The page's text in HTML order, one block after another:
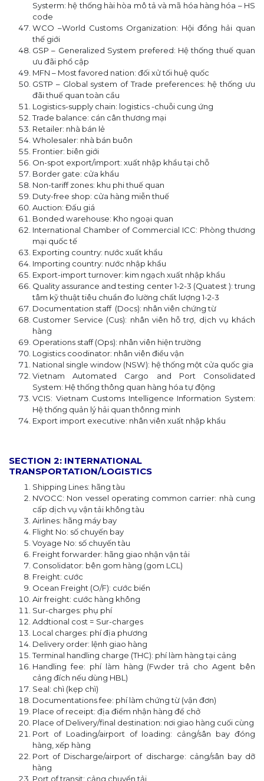
Systerm: hệ thống hài hòa mô tả và mã hóa hàng hóa – HS
code
WCO –World Customs Organization: Hội đồng hải quan
thế giới
GSP – Generalized System prefered: Hệ thống thuế quan
ưu đãi phổ cập
MFN – Most favored nation: đối xử tối huệ quốc
GSTP – Global system of Trade preferences: hệ thống ưu
đãi thuế quan toàn cầu
Logistics-supply chain: logistics -chuỗi cung ứng
Trade balance: cán cân thương mại
Retailer: nhà bán lẻ
Wholesaler: nhà bán buôn
Frontier: biên giới
On-spot export/import: xuất nhập khẩu tại chỗ
Border gate: cửa khẩu
Non-tariff zones: khu phi thuế quan
Duty-free shop: cửa hàng miễn thuế
Auction: Đấu giá
Bonded warehouse: Kho ngoại quan
International Chamber of Commercial ICC: Phòng thương
mại quốc tế
Exporting country: nước xuất khẩu
Importing country: nước nhập khẩu
Export-import turnover: kim ngạch xuất nhập khẩu
Quality assurance and testing center 1-2-3 (Quatest ): trung
tâm kỹ thuật tiêu chuẩn đo lường chất lượng 1-2-3
Documentation staff (Docs): nhân viên chứng từ
Customer Service (Cus): nhân viên hỗ trợ, dịch vụ khách
hàng
Operations staff (Ops): nhân viên hiện trường
Logistics coodinator: nhân viên điều vận
National single window (NSW): hệ thống một cửa quốc gia
Vietnam Automated Cargo and Port Consolidated
System: Hệ thống thông quan hàng hóa tự động
VCIS: Vietnam Customs Intelligence Information System:
Hệ thống quản lý hải quan thônng minh
Export import executive: nhân viên xuất nhập khẩu
SECTION 2: INTERNATIONAL
TRANSPORTATION/LOGISTICS
Shipping Lines: hãng tàu
NVOCC: Non vessel operating common carrier: nhà cung
cấp dịch vụ vận tải không tàu
Airlines: hãng máy bay
Flight No: số chuyến bay
Voyage No: số chuyến tàu
Freight forwarder: hãng giao nhận vận tải
Consolidator: bên gom hàng (gom LCL)
Freight: cước
Ocean Freight (O/F): cước biển
Air freight: cước hàng không
Sur-charges: phụ phí
Addtional cost = Sur-charges
Local charges: phí địa phương
Delivery order: lệnh giao hàng
Terminal handling charge (THC): phí làm hàng tại cảng
Handling fee: phí làm hàng (Fwder trả cho Agent bên
cảng đích nếu dùng HBL)
Seal: chì (kẹp chì)
Documentations fee: phí làm chứng từ (vận đơn)
Place of receipt: địa điểm nhận hàng để chở
Place of Delivery/final destination: nơi giao hàng cuối cùng
Port of Loading/airport of loading: cảng/sân bay đóng
hàng, xếp hàng
Port of Discharge/airport of discharge: cảng/sân bay dỡ
hàng
Port of transit: cảng chuyển tải